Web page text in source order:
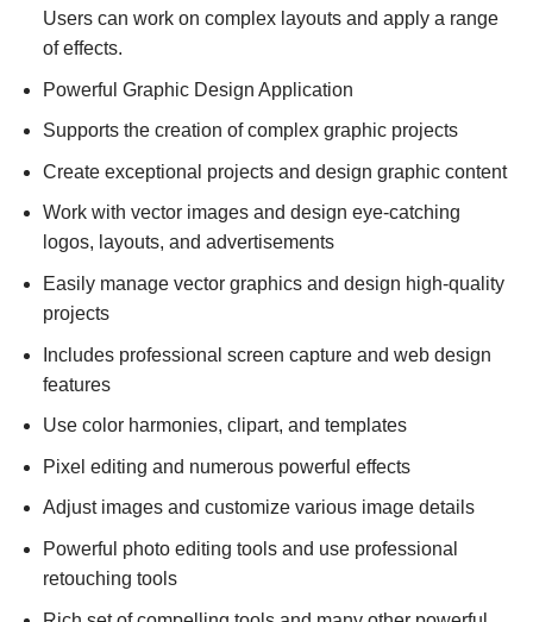
Users can work on complex layouts and apply a range
of effects.
Powerful Graphic Design Application
Supports the creation of complex graphic projects
Create exceptional projects and design graphic content
Work with vector images and design eye-catching
logos, layouts, and advertisements
Easily manage vector graphics and design high-quality
projects
Includes professional screen capture and web design
features
Use color harmonies, clipart, and templates
Pixel editing and numerous powerful effects
Adjust images and customize various image details
Powerful photo editing tools and use professional
retouching tools